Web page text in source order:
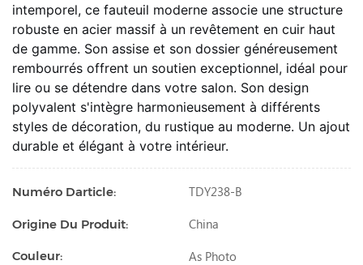
intemporel, ce fauteuil moderne associe une structure
robuste en acier massif à un revêtement en cuir haut
de gamme. Son assise et son dossier généreusement
rembourrés offrent un soutien exceptionnel, idéal pour
lire ou se détendre dans votre salon. Son design
polyvalent s'intègre harmonieusement à différents
styles de décoration, du rustique au moderne. Un ajout
durable et élégant à votre intérieur.
Numéro Darticle: TDY238-B
Origine Du Produit: China
Couleur: As Photo